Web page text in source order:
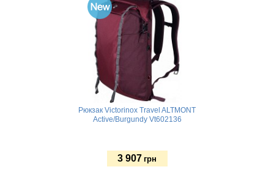
Рюкзак Victorinox Travel ALTMONT
Active/Burgundy Vt602136
3 907 грн